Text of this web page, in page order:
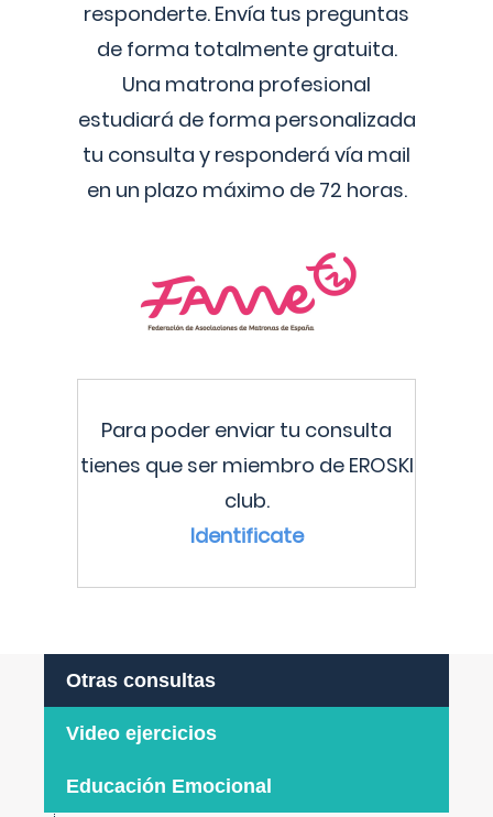
responderte. Envía tus preguntas
de forma totalmente gratuita.
Una matrona profesional
estudiará de forma personalizada
tu consulta y responderá vía mail
en un plazo máximo de 72 horas.
Para poder enviar tu consulta
tienes que ser miembro de EROSKI
club.
Identificate
Otras consultas
Video ejercicios
Educación Emocional